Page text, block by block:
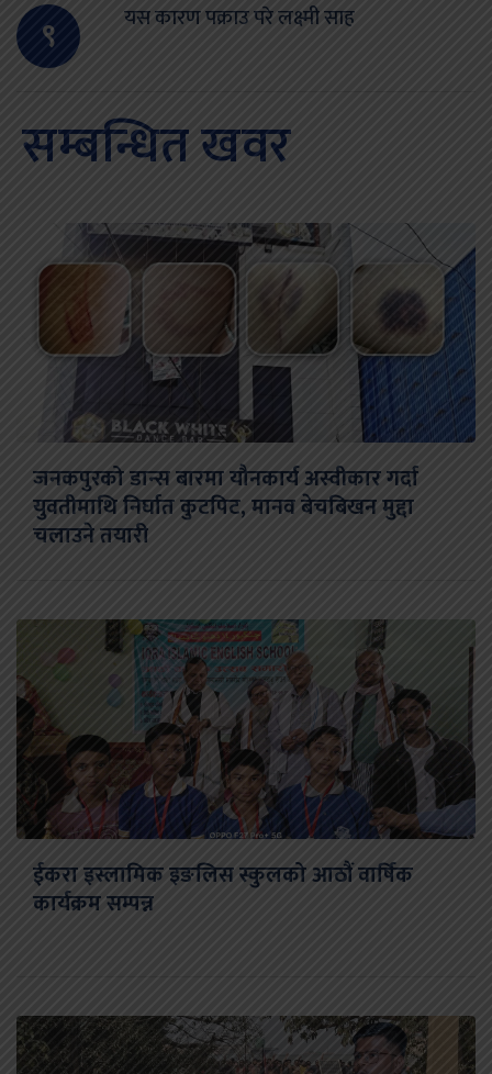
९ यस कारण पक्राउ परे लक्ष्मी साह
सम्बन्धित खवर
जनकपुरको डान्स बारमा यौनकार्य अस्वीकार गर्दा
युवतीमाथि निर्घात कुटपिट, मानव बेचबिखन मुद्दा
चलाउने तयारी
ईकरा इस्लामिक इङलिस स्कुलको आठौं वार्षिक
कार्यक्रम सम्पन्न